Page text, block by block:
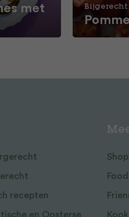
met
Bijgerecht
recepten
en Oosterse
Shop